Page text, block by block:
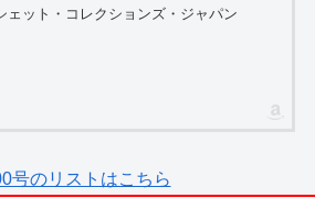
ェット・コレクションズ・ジャパン
号のリストはこちら